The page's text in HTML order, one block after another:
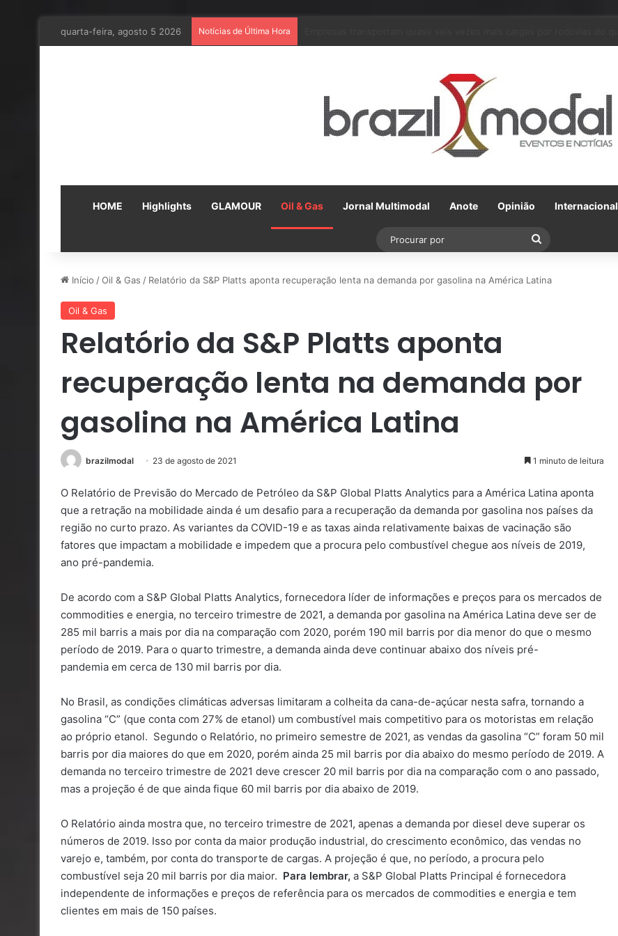
quarta-feira, agosto 5 2026 Notícias de Última Hora
HOME Highlights GLAMOUR Oil & Gas Jornal Multimodal Anote Opinião Internacional
Procurar
Início /Oil & Gas / Relatório da S&P Platts aponta recuperação lenta na demanda por gasolina na América Latina
Oil & Gas
Relatório da S&P Platts aponta
recuperação lenta na demanda por
gasolina na América Latina
brazilmodal 23 de agosto de 2021 1 minuto de leitura
O Relatório de Previsão do Mercado de Petróleo da S&P Global Platts Analytics para a América Latina aponta
que a retração na mobilidade ainda é um desafio para a recuperação da demanda por gasolina nos países da
região no curto prazo. As variantes da COVID-19 e as taxas ainda relativamente baixas de vacinação são
fatores que impactam a mobilidade e impedem que a procura pelo combustível chegue aos níveis de 2019,
ano pré-pandemia.
De acordo com a S&P Global Platts Analytics, fornecedora líder de informações e preços para os mercados de
commodities e energia, no terceiro trimestre de 2021, a demanda por gasolina na América Latina deve ser de
285 mil barris a mais por dia na comparação com 2020, porém 190 mil barris por dia menor do que o mesmo
período de 2019. Para o quarto trimestre, a demanda ainda deve continuar abaixo dos níveis pré-
pandemia em cerca de 130 mil barris por dia.
No Brasil, as condições climáticas adversas limitaram a colheita da cana-de-açúcar nesta safra, tornando a
gasolina “C” (que conta com 27% de etanol) um combustível mais competitivo para os motoristas em relação
ao próprio etanol. Segundo o Relatório, no primeiro semestre de 2021, as vendas da gasolina “C” foram 50 mil
barris por dia maiores do que em 2020, porém ainda 25 mil barris por dia abaixo do mesmo período de 2019. A
demanda no terceiro trimestre de 2021 deve crescer 20 mil barris por dia na comparação com o ano passado,
mas a projeção é de que ainda fique 60 mil barris por dia abaixo de 2019.
O Relatório ainda mostra que, no terceiro trimestre de 2021, apenas a demanda por diesel deve superar os
números de 2019. Isso por conta da maior produção industrial, do crescimento econômico, das vendas no
varejo e, também, por conta do transporte de cargas. A projeção é que, no período, a procura pelo
combustível seja 20 mil barris por dia maior. Para lembrar, a S&P Global Platts Principal é fornecedora
independente de informações e preços de referência para os mercados de commodities e energia e tem
clientes em mais de 150 países.